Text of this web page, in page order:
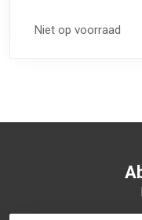
Niet op voorraad